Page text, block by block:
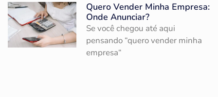
Quero Vender Minha Empresa:
Onde Anunciar?
Se você chegou até aqui
pensando “quero vender minha
empresa“